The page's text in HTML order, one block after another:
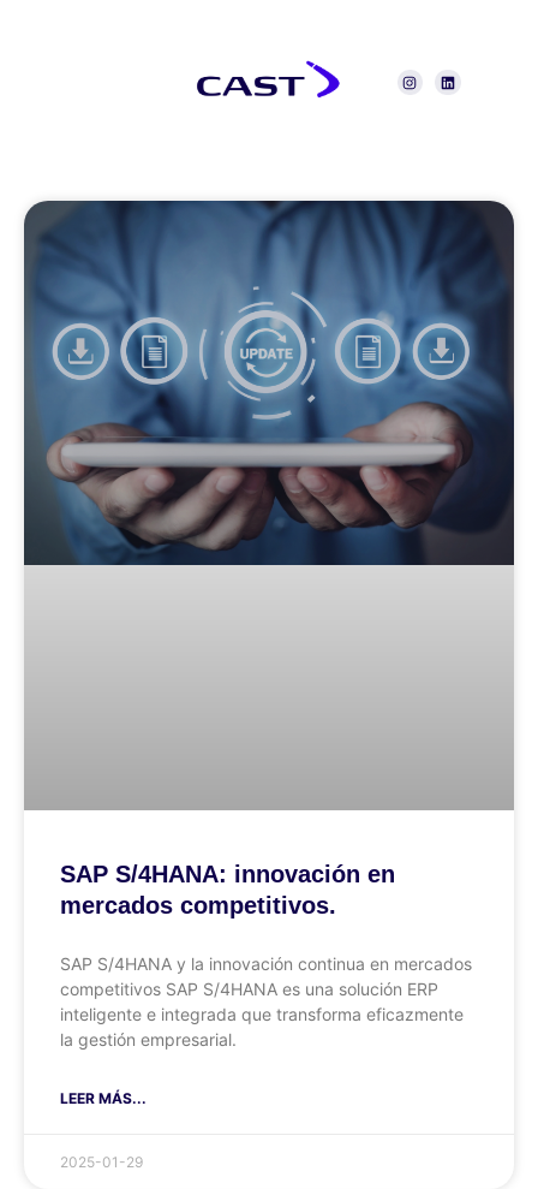
SAP S/4HANA: innovación en
mercados competitivos.
SAP S/4HANA y la innovación continua en mercados
competitivos SAP S/4HANA es una solución ERP
inteligente e integrada que transforma eficazmente
la gestión empresarial.
LEER MÁS...
2025-01-29